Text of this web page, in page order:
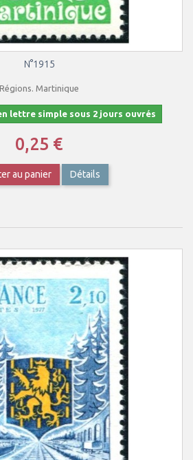
N°1915
Régions. Martinique
lettre simple sous 2 jours ouvrés
0,25 €
au panier Détails